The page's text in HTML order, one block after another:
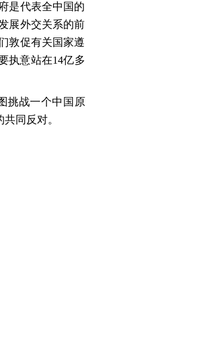
是代表全中国的
展外交关系的前
敦促有关国家遵
执意站在14亿多
挑战一个中国原
同反对。